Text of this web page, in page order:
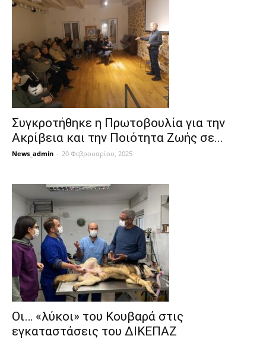
Συγκροτήθηκε η Πρωτοβουλία για την
Ακρίβεια και την Ποιότητα Ζωής σε...
News_admin - 20 Φεβρουαρίου, 2025
Οι… «λύκοι» του Κουβαρά στις
εγκαταστάσεις του ΔΙΚΕΠΑΖ